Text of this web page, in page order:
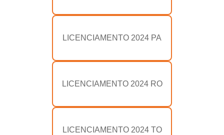
LICENCIAMENTO 2024 PA
LICENCIAMENTO 2024 RO
LICENCIAMENTO 2024 TO